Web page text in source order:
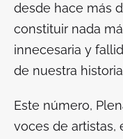
desde hace más
constituir nada
innecesaria y
de nuestra
Este número,
voces de artistas,